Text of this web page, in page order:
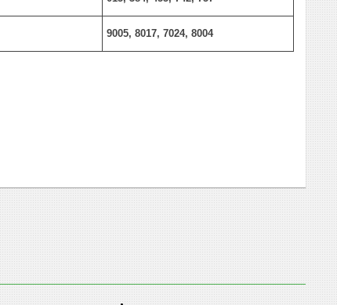
9005, 8017, 7024, 8004